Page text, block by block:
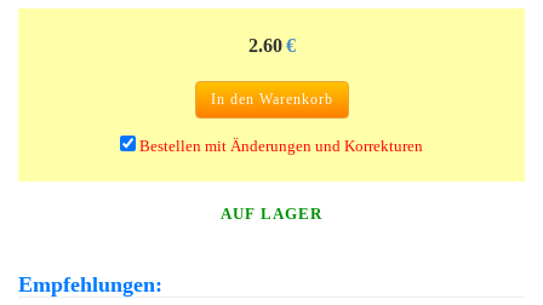
2.60 €
In den Warenkorb
Bestellen mit Änderungen und Korrekturen
AUF LAGER
Empfehlungen: